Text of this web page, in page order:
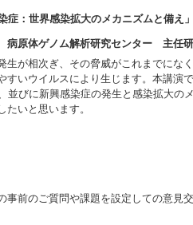
症：世界感染拡大のメカニズムと備え
病原体ゲノム解析研究センター 主
が相次ぎ、その脅威がこれまでにな
すいウイルスにより生じます。本講演
並びに新興感染症の発生と感染拡大の
たいと思います。
前のご質問や課題を設定しての意見